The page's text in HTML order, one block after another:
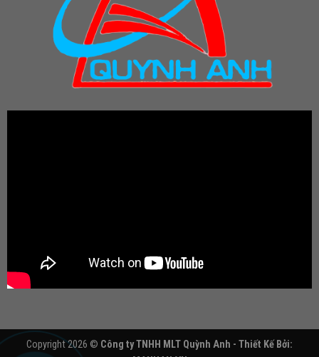
Copyright 2026 © Công ty TNHH MLT Quỳnh Anh - Thiết Kế Bởi: